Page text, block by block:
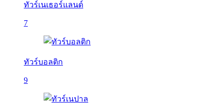
ทัวร์เนเธอร์แลนด์
7
ทัวร์บอลติก
9